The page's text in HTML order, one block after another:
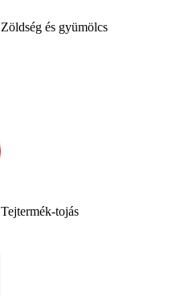
Zöldség és gyümölcs
Tejtermék-tojás